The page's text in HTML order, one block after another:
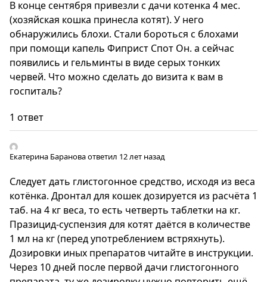
В конце сентября привезли с дачи котенка 4 мес.
(хозяйская кошка принесла котят). У него
обнаружились блохи. Стали бороться с блохами
при помощи капель Фиприст Спот Он. а сейчас
появились и гельминты в виде серых тонких
червей. Что можно сделать до визита к вам в
госпиталь?
1 ответ
Екатерина Барановаответил 12 лет назад
Следует дать глистогонное средство, исходя из веса
котёнка. Дронтал для кошек дозируется из расчёта 1
таб. на 4 кг веса, то есть четверть таблетки на кг.
Празицид-суспензия для котят даётся в количестве
1 мл на кг (перед употреблением встряхнуть).
Дозировки иных препаратов читайте в инструкции.
Через 10 дней после первой дачи глистогонного